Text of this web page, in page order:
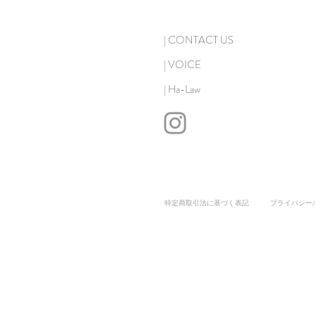
| CONTACT US
| VOICE
| Ha-Law
特定商取引法に基づく表記 プライバシー